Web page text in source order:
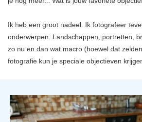
Ik heb een groot nadeel. Ik fotografeer
onderwerpen. Landschappen, portretten,
zo nu en dan wat macro (hoewel dat
fotografie kun je speciale objectieven